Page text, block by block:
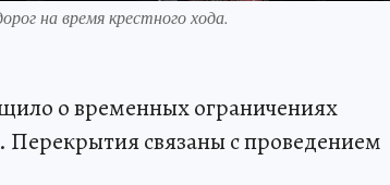
на время крестного хода.
о временных ограничениях
связаны с проведением